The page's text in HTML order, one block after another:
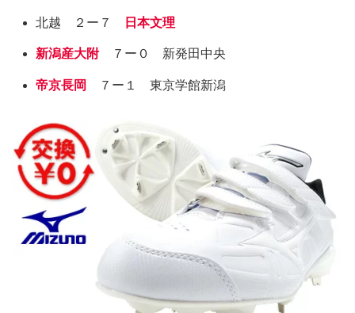
北越 ２ー７ 日本文理
新潟産大附 ７ー０ 新発田中央
帝京長岡 ７ー１ 東京学館新潟